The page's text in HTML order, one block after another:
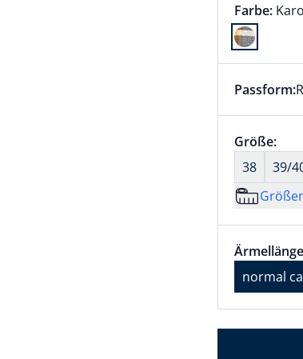
Farbe:
Farbe Karo
Dieser
Passform:
Größe:
38
39/
normal